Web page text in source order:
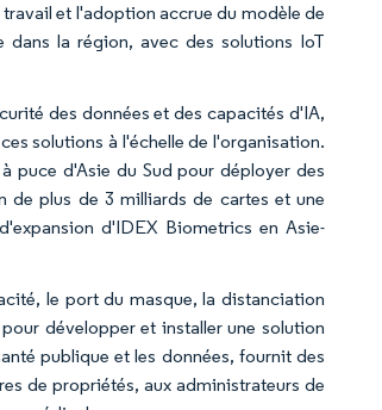
et l'adoption accrue du modèle de
la région, avec des solutions IoT
des données et des capacités d'IA,
solutions à l'échelle de l'organisation.
puce d'Asie du Sud pour déployer des
de plus de 3 milliards de cartes et une
d'IDEX Biometrics en Asie-
le port du masque, la distanciation
développer et installer une solution
publique et les données, fournit des
de propriétés, aux administrateurs de